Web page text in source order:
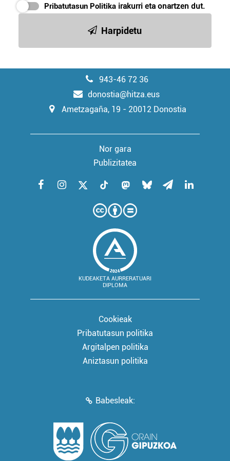
zerbitzuak hobetzeko asmoz, cookie teknologiaz
erabiltzeko baimen esplizitua ematen diguzu.
Pribatutasun Politika irakurri eta onartzen dut.
Harpidetu
943-46 72 36
donostia@hitza.eus
Ametzagaña, 19 - 20012 Donostia
Nor gara
Publizitatea
KUDEAKETA AURRERATUARI
DIPLOMA
Cookieak
Pribatutasun politika
Argitalpen politika
Aniztasun politika
Babesleak: